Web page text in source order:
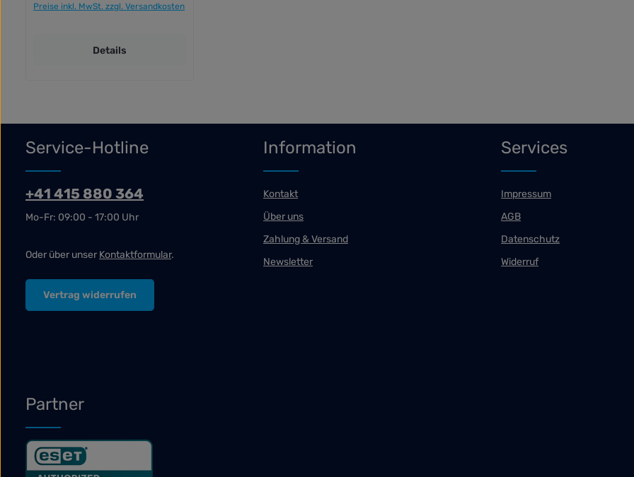
Preise inkl. MwSt. zzgl. Versandkosten
Details
Service-Hotline
+41 415 880 364
Mo-Fr: 09:00 - 17:00 Uhr
Oder über unser Kontaktformular.
Vertrag widerrufen
Information
Kontakt
Über uns
Zahlung & Versand
Newsletter
Services
Impressum
AGB
Datenschutz
Widerruf
Partner